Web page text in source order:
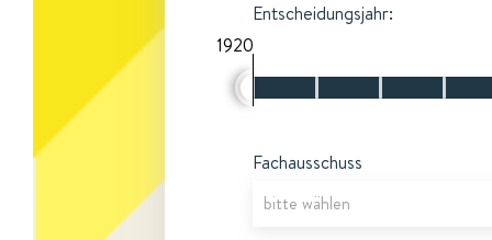
Entscheidungsjahr:
1920
Fachausschuss